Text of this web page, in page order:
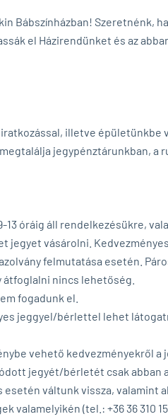
Bábszínházban! Szeretnénk,
el Házirendünket és az
illetve épületünkbe
jegypénztárunkban, a
óráig áll rendelkezésükre,
jegyet vásárolni.
felmutatása esetén.
nincs lehetőség.
fogadunk el.
jeggyel/bérlettel lehet
vehető kedvezményekről
jegyét/bérletét csak abban
váltunk vissza, valamint
valamelyikén (tel.: +36 36 310